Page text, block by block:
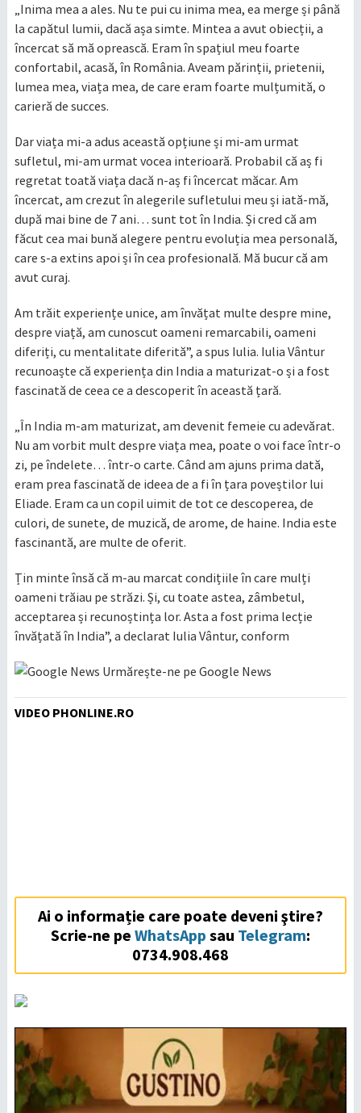
„Inima mea a ales. Nu te pui cu inima mea, ea merge și până
la capătul lumii, dacă așa simte. Mintea a avut obiecții, a
încercat să mă oprească. Eram în spațiul meu foarte
confortabil, acasă, în România. Aveam părinții, prietenii,
lumea mea, viața mea, de care eram foarte mulțumită, o
carieră de succes.
Dar viața mi-a adus această opțiune și mi-am urmat
sufletul, mi-am urmat vocea interioară. Probabil că aș fi
regretat toată viața dacă n-aș fi încercat măcar. Am
încercat, am crezut în alegerile sufletului meu și iată-mă,
după mai bine de 7 ani… sunt tot în India. Și cred că am
făcut cea mai bună alegere pentru evoluția mea personală,
care s-a extins apoi și în cea profesională. Mă bucur că am
avut curaj.
Am trăit experiențe unice, am învățat multe despre mine,
despre viață, am cunoscut oameni remarcabili, oameni
diferiți, cu mentalitate diferită”, a spus Iulia. Iulia Vântur
recunoaște că experiența din India a maturizat-o și a fost
fascinată de ceea ce a descoperit în această țară.
„În India m-am maturizat, am devenit femeie cu adevărat.
Nu am vorbit mult despre viața mea, poate o voi face într-o
zi, pe îndelete… într-o carte. Când am ajuns prima dată,
eram prea fascinată de ideea de a fi în țara poveștilor lui
Eliade. Eram ca un copil uimit de tot ce descoperea, de
culori, de sunete, de muzică, de arome, de haine. India este
fascinantă, are multe de oferit.
Țin minte însă că m-au marcat condițiile în care mulți
oameni trăiau pe străzi. Și, cu toate astea, zâmbetul,
acceptarea și recunoștința lor. Asta a fost prima lecție
învățată în India”, a declarat Iulia Vântur, conform
Urmărește-ne pe Google News
VIDEO PHONLINE.RO
Ai o informație care poate deveni ştire?
Scrie-ne pe WhatsApp sau Telegram:
0734.908.468